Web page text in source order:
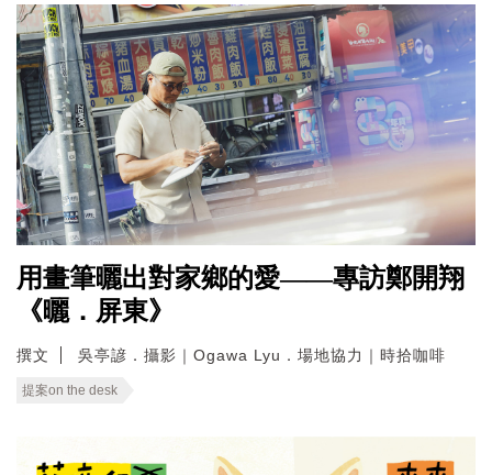
用畫筆曬出對家鄉的愛——專訪鄭開翔
《曬．屏東》
撰文 吳亭諺．攝影｜Ogawa Lyu．場地協力｜時拾咖啡
提案on the desk